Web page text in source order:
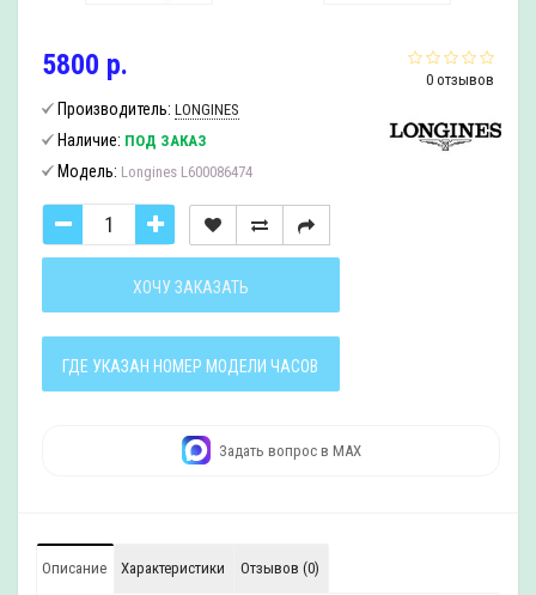
0 отзывов
5800 р.
Производитель: LONGINES
Наличие: ПОД ЗАКАЗ
Модель: Longines L600086474
ХОЧУ ЗАКАЗАТЬ
ГДЕ УКАЗАН НОМЕР МОДЕЛИ ЧАСОВ
Задать вопрос в MAX
Описание Характеристики Отзывов (0)